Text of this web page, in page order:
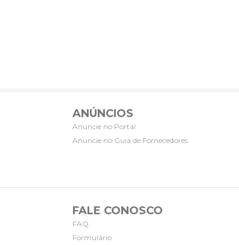
ANÚNCIOS
Anuncie no Portal
Anuncie no Guia de Fornecedores
FALE CONOSCO
FAQ
Formulário